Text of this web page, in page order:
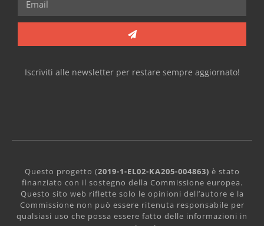
Iscriviti alle newsletter per restare sempre aggiornato!
Questo progetto (2019-1-EL02-KA205-004863) è stato
finanziato con il sostegno della Commissione europea.
Questo sito web riflette solo le opinioni dell’autore e la
Commissione non può essere ritenuta responsabile per
qualsiasi uso che possa essere fatto delle informazioni in